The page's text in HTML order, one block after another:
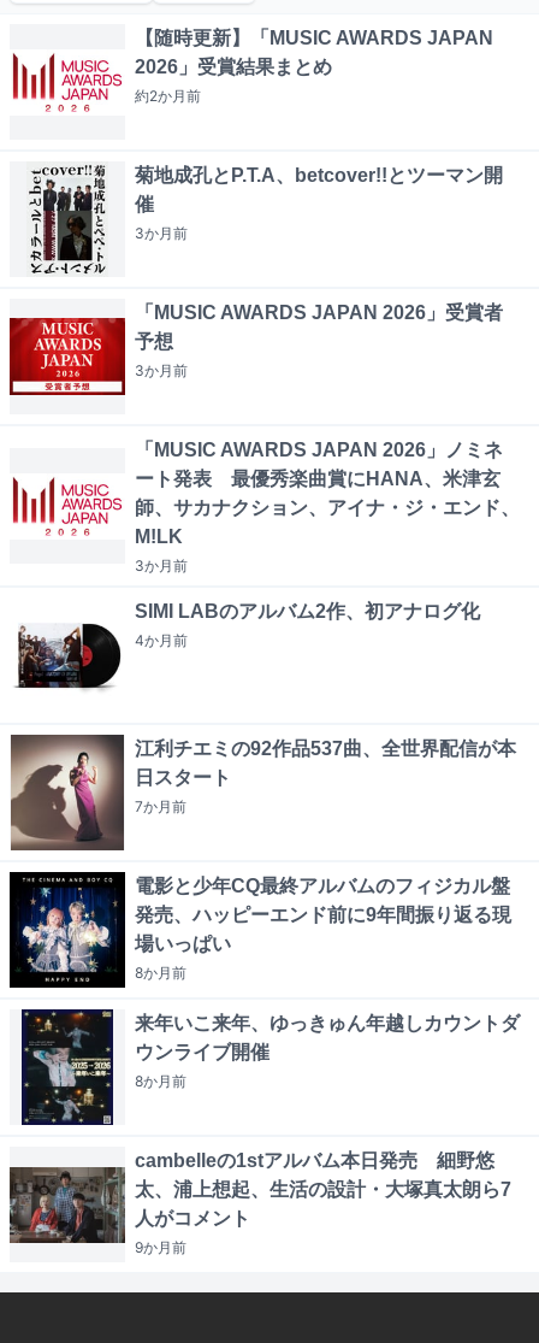
【随時更新】「MUSIC AWARDS JAPAN
2026」受賞結果まとめ
約2か月前
菊地成孔とP.T.A、betcover!!とツーマン開
催
3か月前
「MUSIC AWARDS JAPAN 2026」受賞者
予想
3か月前
「MUSIC AWARDS JAPAN 2026」ノミネ
ート発表 最優秀楽曲賞にHANA、米津玄
師、サカナクション、アイナ・ジ・エンド、
M!LK
3か月前
SIMI LABのアルバム2作、初アナログ化
4か月前
江利チエミの92作品537曲、全世界配信が本
日スタート
7か月前
電影と少年CQ最終アルバムのフィジカル盤
発売、ハッピーエンド前に9年間振り返る現
場いっぱい
8か月前
来年いこ来年、ゆっきゅん年越しカウントダ
ウンライブ開催
8か月前
cambelleの1stアルバム本日発売 細野悠
太、浦上想起、生活の設計・大塚真太朗ら7
人がコメント
9か月前